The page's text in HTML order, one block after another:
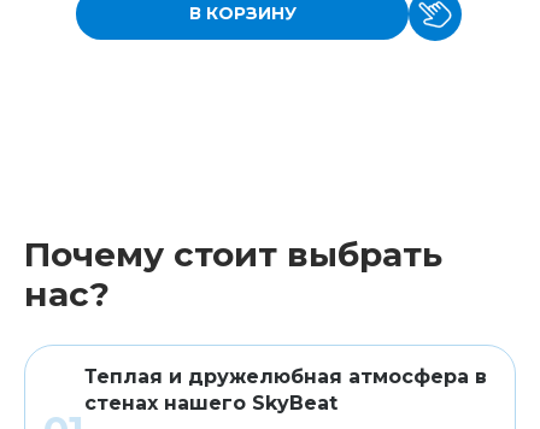
В КОРЗИНУ
Почему стоит выбрать
нас?
Теплая и дружелюбная атмосфера в
стенах нашего SkyBeat